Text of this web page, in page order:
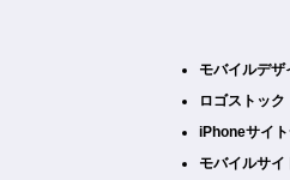
モバイルデザ
ロゴストック
iPhoneサイ
モバイルサ